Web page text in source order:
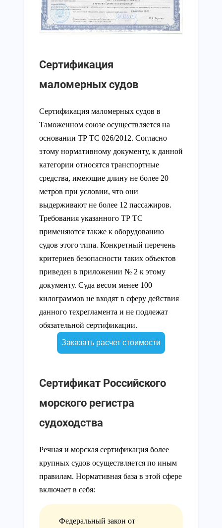
Сертификация
маломерных судов
Сертификация маломерных судов в
Таможенном союзе осуществляется на
основании ТР ТС 026/2012. Согласно
этому нормативному документу, к данной
категории относятся транспортные
средства, имеющие длину не более 20
метров при условии, что они
выдерживают не более 12 пассажиров.
Требования указанного ТР ТС
применяются также к оборудованию
судов этого типа. Конкретный перечень
критериев безопасности таких объектов
приведен в приложении № 2 к этому
документу. Суда весом менее 100
килограммов не входят в сферу действия
данного техрегламента и не подлежат
обязательной сертификации.
Заказать расчет стоимости
Сертификат Российского
морского регистра
судоходства
Речная и морская сертификация более
крупных судов осуществляется по иным
правилам. Нормативная база в этой сфере
включает в себя:
Федеральный закон от